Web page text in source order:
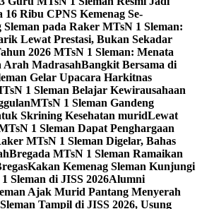
Ribu CPNS Kemenag Se-
Sleman pada Raker MTsN 1 Sleman:
Lewat Prestasi, Bukan Sekadar
2026 MTsN 1 Sleman: Menata
Arah MadrasahBangkit Bersama di
Gelar Upacara Harkitnas
1 Sleman Belajar Kewirausahaan
MTsN 1 Sleman Gandeng
Skrining Kesehatan muridLewat
1 Sleman Dapat Penghargaan
MTsN 1 Sleman Digelar, Bahas
Bregada MTsN 1 Sleman Ramaikan
Kakan Kemenag Sleman Kunjungi
Sleman di JISS 2026Alumni
Ajak Murid Pantang Menyerah
Tampil di JISS 2026, Usung